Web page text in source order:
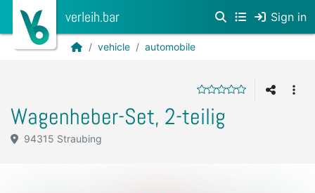
verleih.bar Sign in
vehicle automobile
Wagenheber-Set, 2-teilig
94315 Straubing